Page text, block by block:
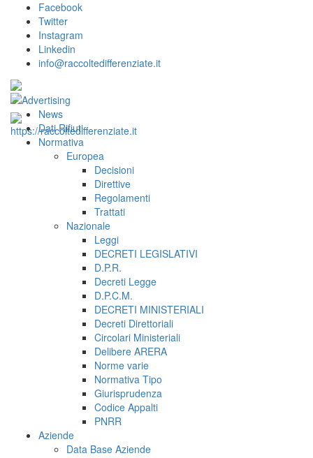
Facebook
Twitter
Instagram
Linkedin
info@raccoltedifferenziate.it
News
Dati Rifiuti
Normativa
Europea
Decisioni
Direttive
Regolamenti
Trattati
Nazionale
Leggi
DECRETI LEGISLATIVI
D.P.R.
Decreti Legge
D.P.C.M.
DECRETI MINISTERIALI
Decreti Direttoriali
Circolari Ministeriali
Delibere ARERA
Norme varie
Normativa Tipo
Giurisprudenza
Codice Appalti
PNRR
Aziende
Data Base Aziende